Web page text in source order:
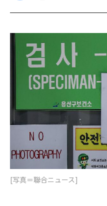
c
b
i
t
e
[写真＝聯合ニュース]